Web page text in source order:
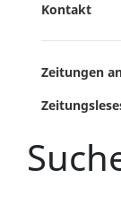
Kontakt
Zeitungen